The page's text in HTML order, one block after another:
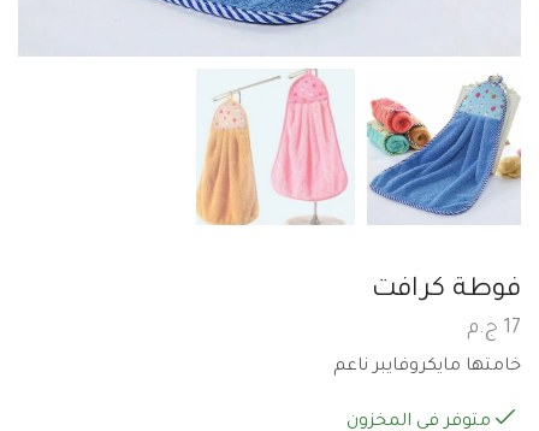
فوطة كرافت
17 ج.م
خامتها مايكروفايبر ناعم
متوفر في المخزون